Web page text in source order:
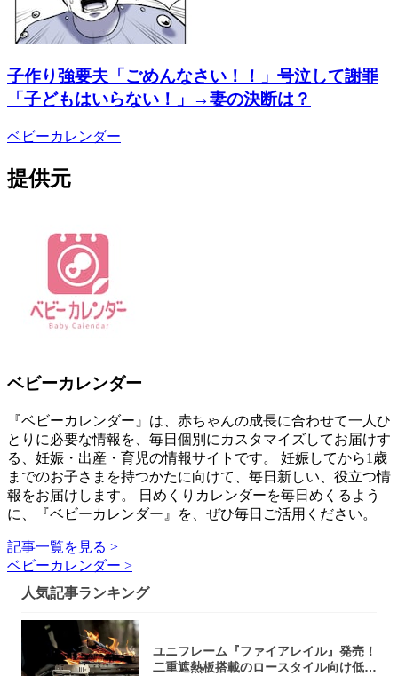
子作り強要夫「ごめんなさい！！」号泣して謝罪
「子どもはいらない！」→妻の決断は？
ベビーカレンダー
提供元
ベビーカレンダー
『ベビーカレンダー』は、赤ちゃんの成長に合わせて一人ひ
とりに必要な情報を、毎日個別にカスタマイズしてお届けす
る、妊娠・出産・育児の情報サイトです。 妊娠してから1歳
までのお子さまを持つかたに向けて、毎日新しい、役立つ情
報をお届けします。 日めくりカレンダーを毎日めくるよう
に、『ベビーカレンダー』を、ぜひ毎日ご活用ください。
記事一覧を見る >
ベビーカレンダー >
人気記事ランキング
ユニフレーム『ファイアレイル』発売！
二重遮熱板搭載のロースタイル向け低型